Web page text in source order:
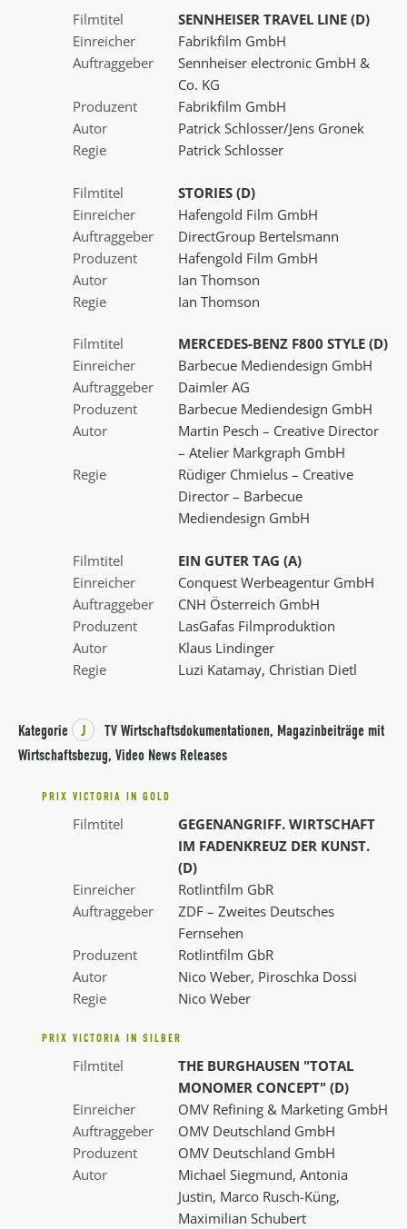
Filmtitel
SENNHEISER TRAVEL LINE (D)
Einreicher
Fabrikfilm GmbH
Auftraggeber
Sennheiser electronic GmbH &
Co. KG
Produzent
Fabrikfilm GmbH
Autor
Patrick Schlosser/Jens Gronek
Regie
Patrick Schlosser
Filmtitel
STORIES (D)
Einreicher
Hafengold Film GmbH
Auftraggeber
DirectGroup Bertelsmann
Produzent
Hafengold Film GmbH
Autor
Ian Thomson
Regie
Ian Thomson
Filmtitel
MERCEDES-BENZ F800 STYLE (D)
Einreicher
Barbecue Mediendesign GmbH
Auftraggeber
Daimler AG
Produzent
Barbecue Mediendesign GmbH
Autor
Martin Pesch – Creative Director
– Atelier Markgraph GmbH
Regie
Rüdiger Chmielus – Creative
Director – Barbecue
Mediendesign GmbH
Filmtitel
EIN GUTER TAG (A)
Einreicher
Conquest Werbeagentur GmbH
Auftraggeber
CNH Österreich GmbH
Produzent
LasGafas Filmproduktion
Autor
Klaus Lindinger
Regie
Luzi Katamay, Christian Dietl
Kategorie J
TV Wirtschaftsdokumentationen, Magazinbeiträge mit
Wirtschaftsbezug, Video News Releases
PRIX VICTORIA IN GOLD
Filmtitel
GEGENANGRIFF. WIRTSCHAFT
IM FADENKREUZ DER KUNST.
(D)
Einreicher
Rotlintfilm GbR
Auftraggeber
ZDF – Zweites Deutsches
Fernsehen
Produzent
Rotlintfilm GbR
Autor
Nico Weber, Piroschka Dossi
Regie
Nico Weber
PRIX VICTORIA IN SILBER
Filmtitel
THE BURGHAUSEN "TOTAL
MONOMER CONCEPT" (D)
Einreicher
OMV Refining & Marketing GmbH
Auftraggeber
OMV Deutschland GmbH
Produzent
OMV Deutschland GmbH
Autor
Michael Siegmund, Antonia
Justin, Marco Rusch-Küng,
Maximilian Schubert